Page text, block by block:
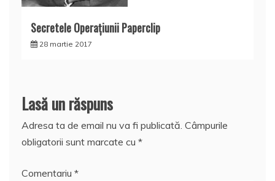
Secretele Operaţiunii Paperclip
28 martie 2017
Lasă un răspuns
Adresa ta de email nu va fi publicată. Câmpurile
obligatorii sunt marcate cu *
Comentariu *